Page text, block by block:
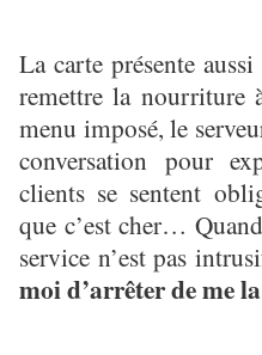
La carte présente
remettre la nourriture
menu imposé, le
conversation pour
clients se sentent
que c’est cher…
service n’est pas
moi d’arrêter de me